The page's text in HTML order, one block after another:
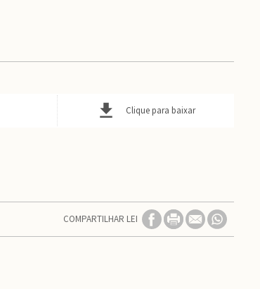
Clique para baixar
COMPARTILHAR LEI